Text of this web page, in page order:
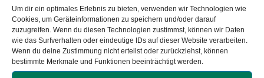
Um dir ein optimales Erlebnis zu bieten, verwenden wir Technologien wie
Cookies, um Geräteinformationen zu speichern und/oder darauf
zuzugreifen. Wenn du diesen Technologien zustimmst, können wir Daten
wie das Surfverhalten oder eindeutige IDs auf dieser Website verarbeiten.
Wenn du deine Zustimmung nicht erteilst oder zurückziehst, können
bestimmte Merkmale und Funktionen beeinträchtigt werden.